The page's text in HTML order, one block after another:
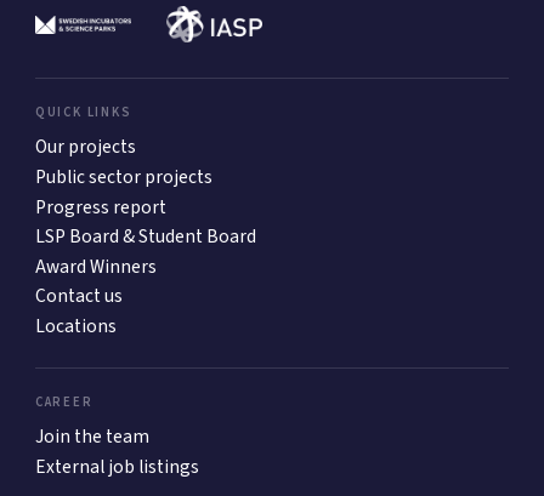
QUICK LINKS
Our projects
Public sector projects
Progress report
LSP Board & Student Board
Award Winners
Contact us
Locations
CAREER
Join the team
External job listings